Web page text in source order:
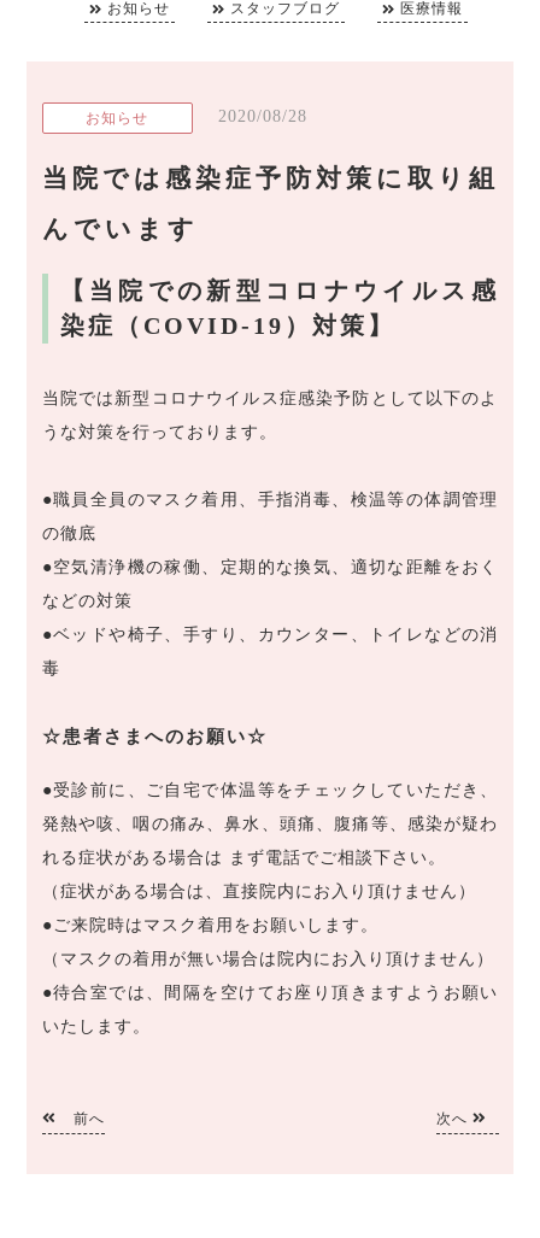
お知らせ
スタッフブログ 医療情報
お知らせ 2020/08/28
当院では感染症予防対策に取り組
んでいます
【当院での新型コロナウイルス感
染症（COVID-19）対策】
当院では新型コロナウイルス症感染予防として以下のよ
うな対策を行っております。
●職員全員のマスク着用、手指消毒、検温等の体調管理
の徹底
●空気清浄機の稼働、定期的な換気、適切な距離をおく
などの対策
●ベッドや椅子、手すり、カウンター、トイレなどの消
毒
☆患者さまへのお願い☆
●受診前に、ご自宅で体温等をチェックしていただき、
発熱や咳、咽の痛み、鼻水、頭痛、腹痛等、感染が疑わ
れる症状がある場合は まず電話でご相談下さい。
（症状がある場合は、直接院内にお入り頂けません）
●ご来院時はマスク着用をお願いします。
（マスクの着用が無い場合は院内にお入り頂けません）
●待合室では、間隔を空けてお座り頂きますようお願い
いたします。
前へ 次へ